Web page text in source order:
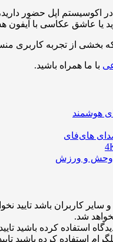
در اکوسیستم اپل حضور
یا عاشق عکاسی با
از تجربه کاربری
با ما همراه باشید.
هوشمند
سایر کاربران باشد تایید
شد.
استفاده کرده باشید
استفاده کرده باشید